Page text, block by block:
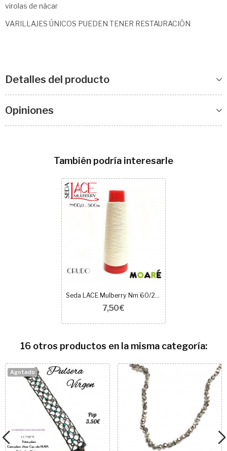
virolas de nácar
VARILLAJES ÚNICOS PUEDEN TENER RESTAURACIÓN
Detalles del producto
Opiniones
También podría interesarle
Seda LACE Mulberry Nm 60/2 CRUDO
7,50 €
16 otros productos en la misma categoría:
Agotado